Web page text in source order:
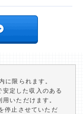
に限られます。
定した収入のある
いただけます。
停止させていただ